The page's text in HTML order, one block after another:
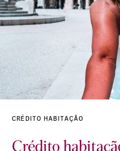
CRÉDITO HABITAÇÃO
Crédito